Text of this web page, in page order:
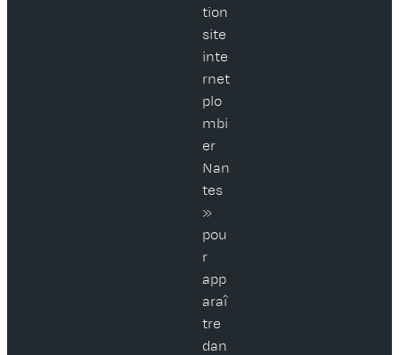
tion
site
inte
rnet
plo
mbi
er
Nan
tes
»
pou
r
app
araî
tre
dan